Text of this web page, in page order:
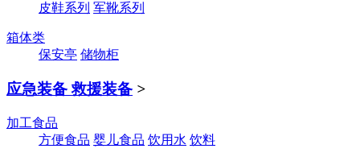
皮鞋系列 军靴系列
箱体类
保安亭 储物柜
应急装备 救援装备 >
加工食品
方便食品 婴儿食品 饮用水 饮料